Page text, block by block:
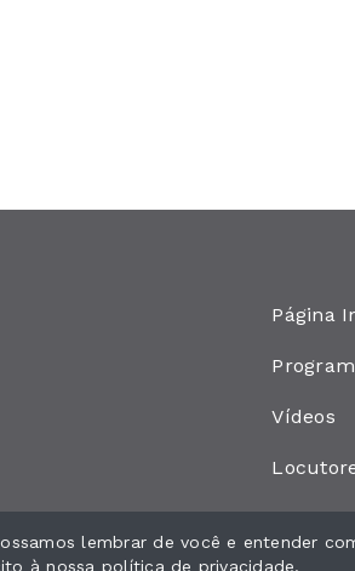
Página
Vídeos
lembrar de você e entender
à nossa política de privacidade.